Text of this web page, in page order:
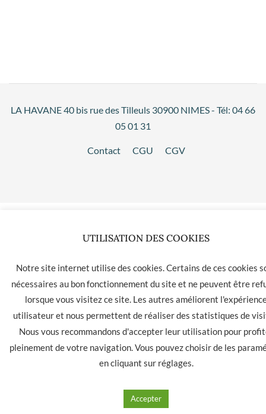
LA HAVANE 40 bis rue des Tilleuls 30900 NIMES - Tél: 04 66
05 01 31
Contact CGU CGV
UTILISATION DES COOKIES
Notre site internet utilise des cookies. Certains de ces cookies
nécessaires au bon fonctionnement du site et ne peuvent être
lorsque vous visitez ce site. Les autres améliorent
utilisateur et nous permettent de réaliser des statistiques de
Nous vous recommandons d'accepter leur utilisation pour
pleinement de votre navigation. Vous pouvez choisir de les
en cliquant sur réglages.
Accepter